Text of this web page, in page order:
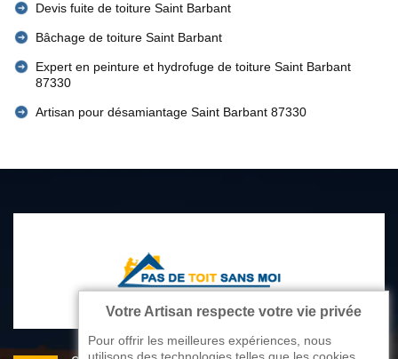
Devis fuite de toiture Saint Barbant
Bâchage de toiture Saint Barbant
Expert en peinture et hydrofuge de toiture Saint Barbant
87330
Artisan pour désamiantage Saint Barbant 87330
Votre Artisan respecte votre vie privée
Pour offrir les meilleures expériences, nous